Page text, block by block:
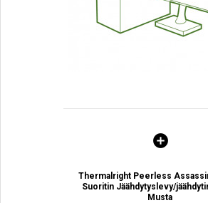
Thermalright Peerless
Suoritin Jäähdytyslevy/
Musta